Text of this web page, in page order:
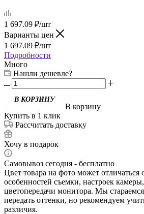
1 697.09 ₽/шт
Варианты цен
1 697.09 ₽/шт
Подробности
Много
Нашли дешевле?
В корзину
Купить в 1 клик
Рассчитать доставку
Хочу в подарок
Самовывоз сегодня - бесплатно
Цвет товара на фото может отличаться
особенностей съемки, настроек
цветопередачи монитора. Мы
передать оттенки, но рекомендуем
различия.